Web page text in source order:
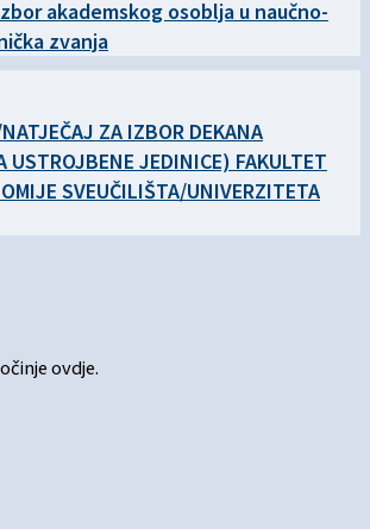
izbor akademskog osoblja u naučno-
zvanja
ZA IZBOR DEKANA
USTROJBENE JEDINICE) FAKULTET
SVEUČILIŠTA/UNIVERZITETA
ovdje.